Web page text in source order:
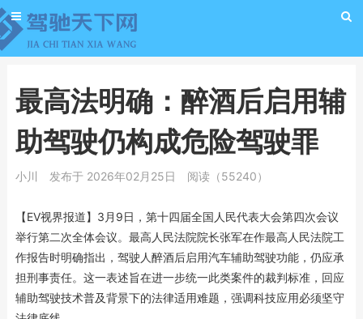
最高法明确：醉酒后启用辅
助驾驶仍构成危险驾驶罪
小川 发布于 2026年02月25日 阅读（55240）
【EV视界报道】3月9日，第十四届全国人民代表大会第四次会议
举行第二次全体会议。最高人民法院院长张军在作最高人民法院工
作报告时明确指出，驾驶人醉酒后启用汽车辅助驾驶功能，仍应承
担刑事责任。这一表述旨在进一步统一此类案件的裁判标准，回应
辅助驾驶技术普及背景下的法律适用难题，强调科技应用必须坚守